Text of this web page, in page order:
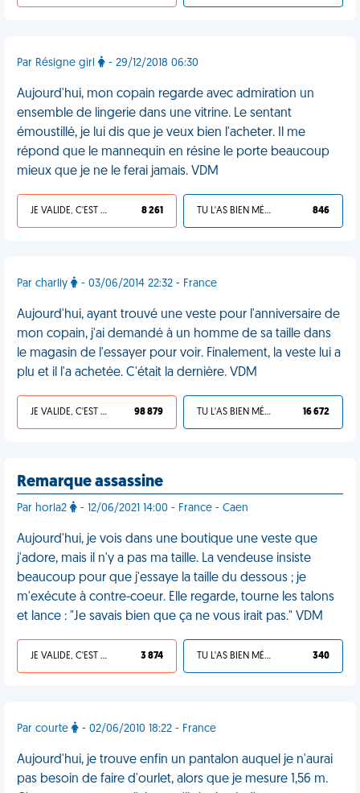
Par Résigne girl - 29/12/2018 06:30
Aujourd'hui, mon copain regarde avec admiration un
ensemble de lingerie dans une vitrine. Le sentant
émoustillé, je lui dis que je veux bien l'acheter. Il me
répond que le mannequin en résine le porte beaucoup
mieux que je ne le ferai jamais. VDM
JE VALIDE, C'EST UNE VDM 8 261 TU L'AS BIEN MÉRITÉ 846
Par charliy - 03/06/2014 22:32 - France
Aujourd'hui, ayant trouvé une veste pour l'anniversaire de
mon copain, j'ai demandé à un homme de sa taille dans
le magasin de l'essayer pour voir. Finalement, la veste lui a
plu et il l'a achetée. C'était la dernière. VDM
JE VALIDE, C'EST UNE VDM 98 879 TU L'AS BIEN MÉRITÉ 16 672
Remarque assassine
Par horla2 - 12/06/2021 14:00 - France - Caen
Aujourd'hui, je vois dans une boutique une veste que
j'adore, mais il n'y a pas ma taille. La vendeuse insiste
beaucoup pour que j'essaye la taille du dessous ; je
m'exécute à contre-coeur. Elle regarde, tourne les talons
et lance : "Je savais bien que ça ne vous irait pas." VDM
JE VALIDE, C'EST UNE VDM 3 874 TU L'AS BIEN MÉRITÉ 340
Par courte - 02/06/2010 18:22 - France
Aujourd'hui, je trouve enfin un pantalon auquel je n'aurai
pas besoin de faire d'ourlet, alors que je mesure 1,56 m.